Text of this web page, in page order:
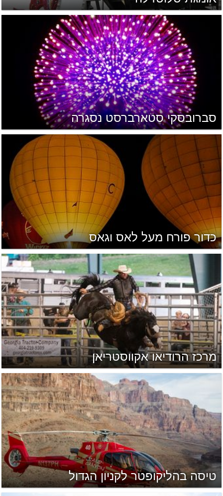
סברובסקי סטארברסט נסגרה
כדור פורח מעל לאס וגאס
מרכז הרודיאו אקווסטריאן
טיסה בהליקופטר לקניון הגדול